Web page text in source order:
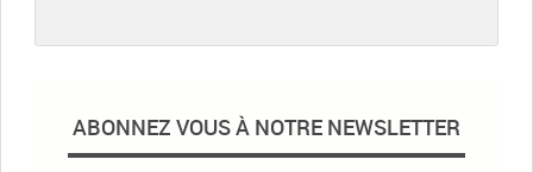
ABONNEZ VOUS À NOTRE NEWSLETTER